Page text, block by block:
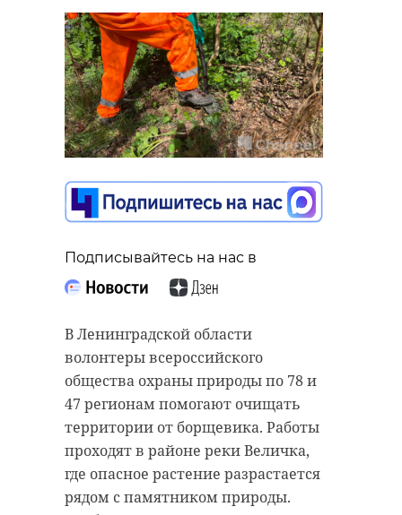
Подписывайтесь на нас в
В Ленинградской области
волонтеры всероссийского
общества охраны природы по 78 и
47 регионам помогают очищать
территории от борщевика. Работы
проходят в районе реки Величка,
где опасное растение разрастается
рядом с памятником природы.